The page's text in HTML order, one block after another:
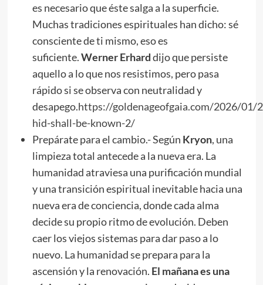
es necesario que éste salga a la superficie.
Muchas tradiciones espirituales han dicho: sé
consciente de ti mismo, eso es
suficiente.Werner Erharddijo que persiste
aquello a lo que nos resistimos, pero pasa
rápido si se observa con neutralidad y
desapego.https://goldenageofgaia.com/2026/01/
hid-shall-be-known-2/
Prepárate para el cambio.- Según Kryon, una
limpieza total antecede a la nueva era. La
humanidad atraviesa una purificación mundial
y una transición espiritual inevitable hacia una
nueva era de conciencia, donde cada alma
decide su propio ritmo de evolución. Deben
caer los viejos sistemas para dar paso a lo
nuevo. La humanidad se prepara para la
ascensión y la renovación. El mañana es una